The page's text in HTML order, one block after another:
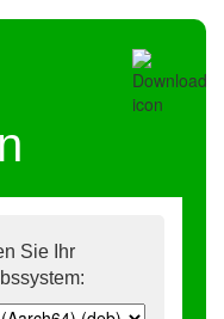
Sie Ihr